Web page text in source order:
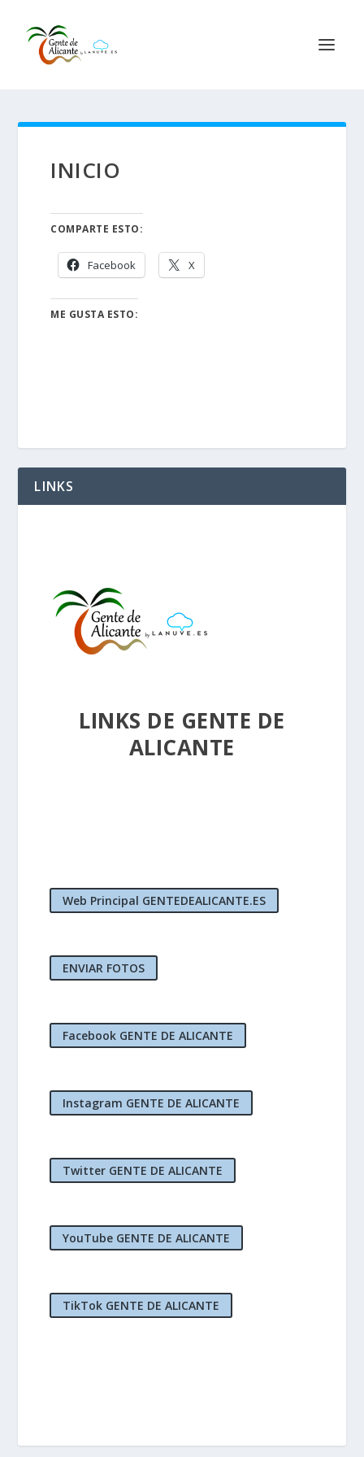
INICIO
COMPARTE ESTO:
Facebook X
ME GUSTA ESTO:
LINKS
LINKS DE GENTE DE
ALICANTE
Web Principal GENTEDEALICANTE.ES
ENVIAR FOTOS
Facebook GENTE DE ALICANTE
Instagram GENTE DE ALICANTE
Twitter GENTE DE ALICANTE
YouTube GENTE DE ALICANTE
TikTok GENTE DE ALICANTE